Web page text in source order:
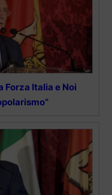
Forza Italia e Noi